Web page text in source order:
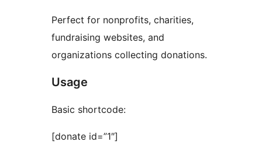
Perfect for nonprofits, charities,
fundraising websites, and
organizations collecting donations.
Usage
Basic shortcode:
[donate id=”1″]